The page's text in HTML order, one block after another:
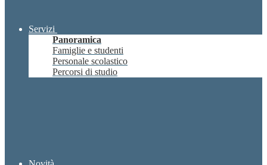
Servizi
Panoramica
Famiglie e studenti
Personale scolastico
Percorsi di studio